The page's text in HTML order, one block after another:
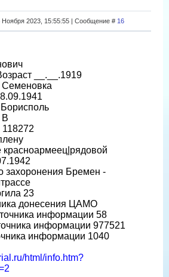
Ноября 2023, 15:55:55 | Сообщение # 16
__.__.1919
красноармеец|рядовой
захоронения Бремен -
23
донесения ЦАМО
информации 58
информации 977521
информации 1040
html/info.htm?